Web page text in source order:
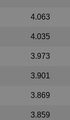
4.063
4.035
3.973
3.901
3.869
3.859